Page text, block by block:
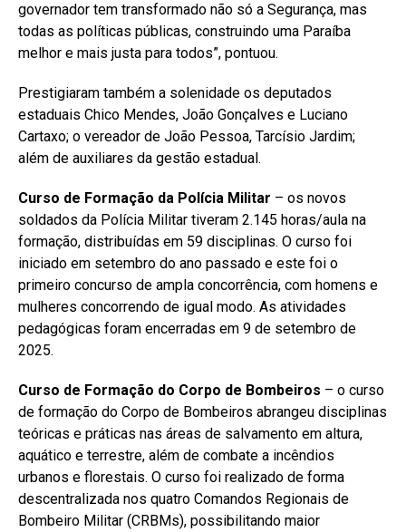
governador tem transformado não só a Segurança, mas
todas as políticas públicas, construindo uma Paraíba
melhor e mais justa para todos”, pontuou.
Prestigiaram também a solenidade os deputados
estaduais Chico Mendes, João Gonçalves e Luciano
Cartaxo; o vereador de João Pessoa, Tarcísio Jardim;
além de auxiliares da gestão estadual.
Curso de Formação da Polícia Militar – os novos
soldados da Polícia Militar tiveram 2.145 horas/aula na
formação, distribuídas em 59 disciplinas. O curso foi
iniciado em setembro do ano passado e este foi o
primeiro concurso de ampla concorrência, com homens e
mulheres concorrendo de igual modo. As atividades
pedagógicas foram encerradas em 9 de setembro de
2025.
Curso de Formação do Corpo de Bombeiros – o curso
de formação do Corpo de Bombeiros abrangeu disciplinas
teóricas e práticas nas áreas de salvamento em altura,
aquático e terrestre, além de combate a incêndios
urbanos e florestais. O curso foi realizado de forma
descentralizada nos quatro Comandos Regionais de
Bombeiro Militar (CRBMs), possibilitando maior